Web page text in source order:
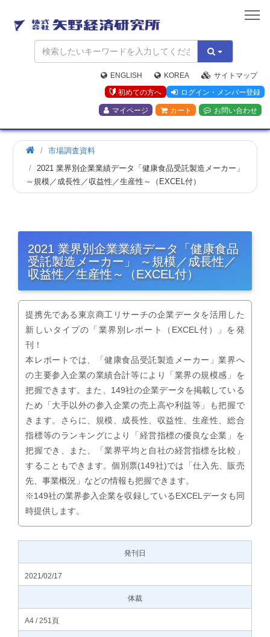
矢
野
経
済
研
究
所
ENGLISH KOREA
サイトマップ
初めての方へ
ログイン・メンバー登録
マイページ カート お問い合わせ
市場調査資料
2021 業界別企業業績データ「健康食品受託製造メーカー」
～規模／成長性／収益性／生産性～（EXCEL付）
2021 業界別企業業績データ「健康食品
受託製造メーカー」 ～規模／成長性／
収益性／生産性～（EXCEL付）
提携先である東京商工リサーチの企業データを活用した
新しいタイプの「業界別レポート（EXCEL付）」を発
刊！
本レポートでは、「健康食品受託製造メーカー」業界へ
の主要参入企業の業績合計等により「業界の規模感」を
把握できます。また、149社の企業データを掲載している
ため「大手以外の参入企業の売上高や利益等」も把握で
きます。さらに、規模、成長性、収益性、生産性、総合
指標等のランキングにより「経営指標の優良な企業」を
把握でき、また、「業界平均と自社の経営指標を比較」
することもできます。個別票(149社)では「仕入先、販売
先、事業概況」などの情報も把握できます。
※149社の業界参入企業を収録しているEXCELデータも同
時提供します。
発刊日
2021/02/17
体裁
A4 / 251頁